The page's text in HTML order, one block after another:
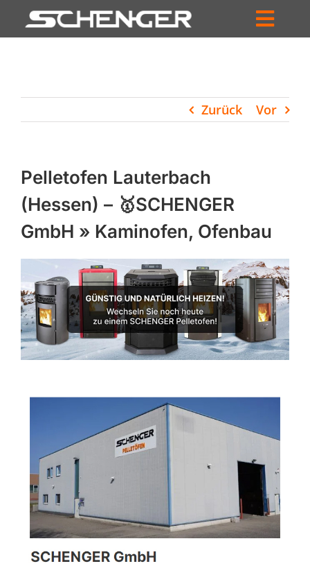
Inhalt
HÄNDLERSUCHE
UNTERNEHMEN
PROFIL
WARENKORB
PRODUCTS
SEARCH
Zurück Vor
Pelletofen Lauterbach
(Hessen) – 🥇SCHENGER
GmbH » Kaminofen, Ofenbau